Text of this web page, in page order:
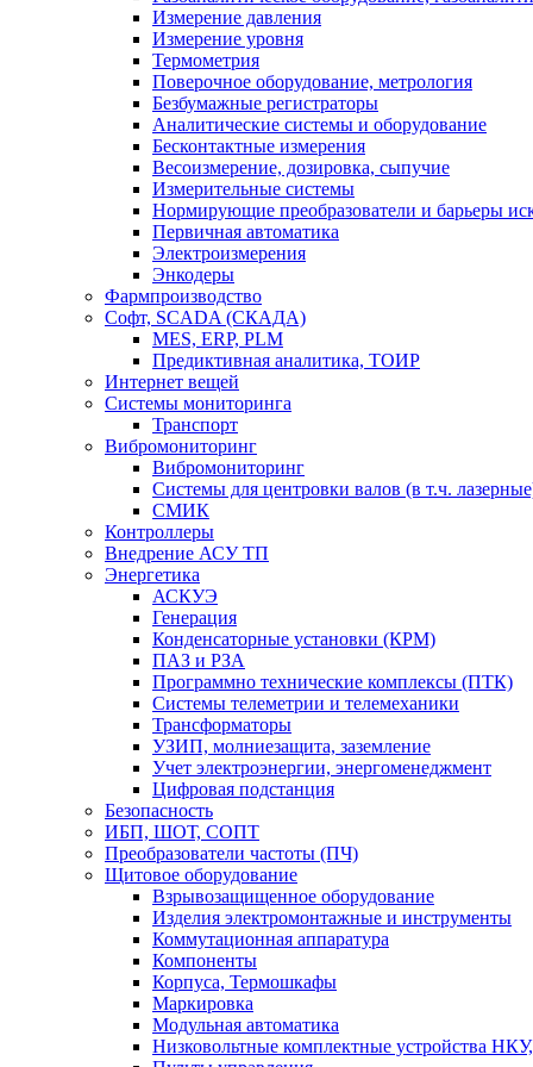
Измерение давления
Измерение уровня
Термометрия
Поверочное оборудование, метрология
Безбумажные регистраторы
Аналитические системы и оборудование
Бесконтактные измерения
Весоизмерение, дозировка, сыпучие
Измерительные системы
Нормирующие преобразователи и барьеры
Первичная автоматика
Электроизмерения
Энкодеры
Фармпроизводство
Софт, SCADA (СКАДА)
MES, ERP, PLM
Предиктивная аналитика, ТОИР
Интернет вещей
Системы мониторинга
Транспорт
Вибромониторинг
Вибромониторинг
Системы для центровки валов (в т.ч.
СМИК
Контроллеры
Внедрение АСУ ТП
Энергетика
АСКУЭ
Генерация
Конденсаторные установки (КРМ)
ПАЗ и РЗА
Программно технические комплексы (ПТК)
Системы телеметрии и телемеханики
Трансформаторы
УЗИП, молниезащита, заземление
Учет электроэнергии, энергоменеджмент
Цифровая подстанция
Безопасность
ИБП, ШОТ, СОПТ
Преобразователи частоты (ПЧ)
Щитовое оборудование
Взрывозащищенное оборудование
Изделия электромонтажные и инструменты
Коммутационная аппаратура
Компоненты
Корпуса, Термошкафы
Маркировка
Модульная автоматика
Низковольтные комплектные устройства